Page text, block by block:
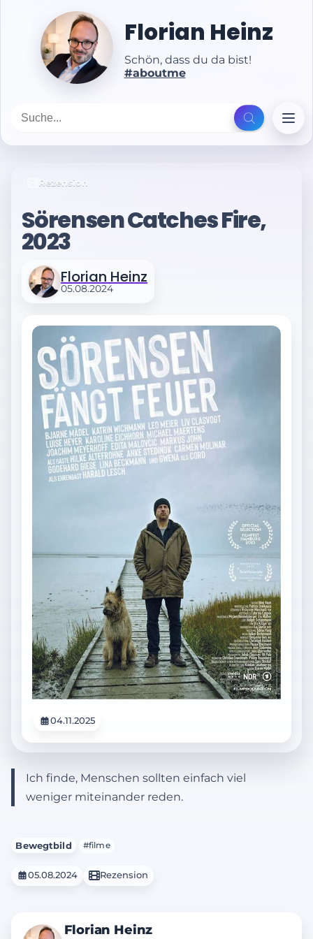
Florian Heinz
Schön, dass du da bist!
#aboutme
Rezension
Sörensen Catches Fire,
2023
Florian Heinz
05.08.2024
04.11.2025
Ich finde, Menschen sollten einfach viel
weniger miteinander reden.
Bewegtbild #filme
05.08.2024 Rezension
Florian Heinz